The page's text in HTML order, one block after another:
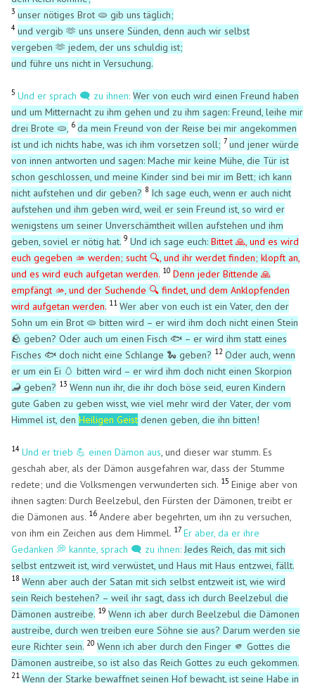
3 unser nötiges Brot 🫓 gib uns täglich;
4 und vergib 🫶 uns unsere Sünden,denn auch wir selbst
vergeben 🫶 jedem, der uns schuldig ist;
und führe uns nicht in Versuchung.
5 Und er sprach 🗨️ zu ihnen: Wer von euch wird einen Freund haben
und um Mitternacht zu ihm gehen und zu ihm sagen: Freund, leihe mir
drei Brote 🫓 6 da mein Freund von der Reise bei mir angekommen
ist und ich nichts habe, was ich ihm vorsetzen soll; 7 und jener würde
von innen antworten und sagen: Mache mir keine Mühe, die Tür ist
schon geschlossen, und meine Kinder sind bei mir im Bett; ich kann
nicht aufstehen und dir geben? 8 Ich sage euch, wenn er auch nicht
aufstehen und ihm geben wird, weil er sein Freund ist, so wird er
wenigstens um seiner Unverschämtheit willen aufstehen und ihm
geben, soviel er nötig hat. 9 Und ich sage euch:Bittet 🙏, und es wird
euch gegeben 🫴 werden; sucht 🔍, und ihr werdet finden; klopft an,
und es wird euch aufgetan werden. 10 Denn jeder Bittende🙏
empfängt 🫴 , und der Suchende 🔍 findet, und dem Anklopfenden
wird aufgetan werden. 11 Wer aber von euch ist ein Vater, den der
Sohn um ein Brot 🫓bitten wird – er wird ihm doch nicht einen Stein
🪨 geben? Oder auch um einen Fisch 🐟 – er wird ihm statt eines
Fisches 🐟 doch nicht eine Schlange 🐍 geben? 12 Oder auch, wenn
er um ein Ei 🥚 bitten wird – er wird ihm doch nicht einen Skorpion
🦂 geben? 13 Wenn nun ihr, die ihr doch böse seid, euren Kindern
gute Gaben zu geben wisst, wie viel mehr wird der Vater, der vom
Himmel ist, denHeiligen Geist denen geben, die ihn bitten!
14 Und er trieb 💪 einen Dämon aus , und dieser war stumm. Es
geschah aber, als der Dämon ausgefahren war, dass der Stumme
redete; und die Volksmengen verwunderten sich. 15 Einige aber von
ihnen sagten: Durch Beelzebul, den Fürsten der Dämonen, treibt er
die Dämonen aus. 16 Andere aber begehrten, um ihn zu versuchen,
von ihm ein Zeichen aus dem Himmel. 17 Er aber, da er ihre
Gedanken 💭 kannte, sprach 🗨️ zu ihnen: Jedes Reich, das mit sich
selbst entzweit ist, wird verwüstet, und Haus mit Haus entzwei, fällt.
18 Wenn aber auch der Satan mit sich selbst entzweit ist, wie wird
sein Reich bestehen? – weil ihr sagt, dass ich durch Beelzebul die
Dämonen austreibe. 19 Wenn ich aber durch Beelzebul die Dämonen
austreibe, durch wen treiben eure Söhne sie aus? Darum werden sie
eure Richter sein. 20 Wenn ich aber durch den Finger 🫵 Gottes die
Dämonen austreibe, so ist also das Reich Gottes zu euch gekommen.
21 Wenn der Starke bewaffnet seinen Hof bewacht, ist seine Habe in